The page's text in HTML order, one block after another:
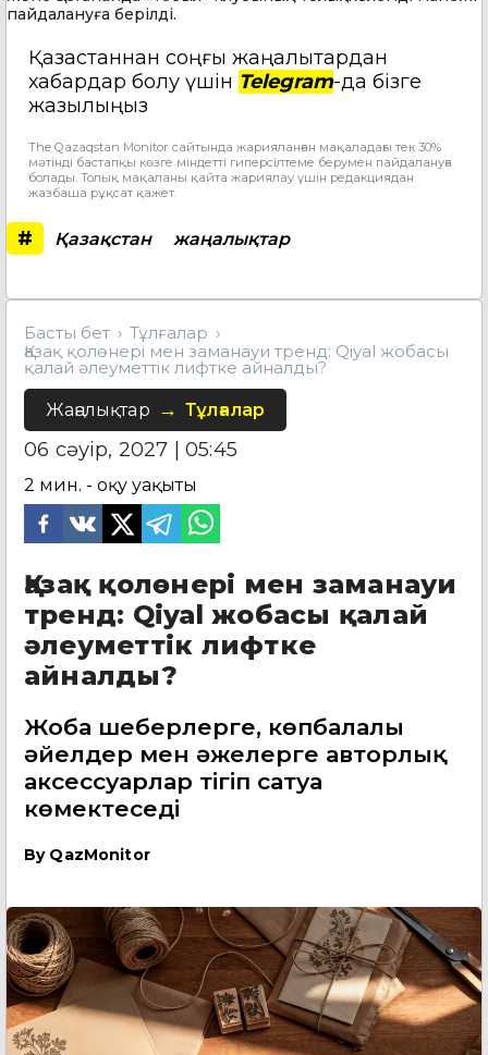
пайдалануға берілді.
Қазақстаннан соңғы жаңалықтардан
хабардар болу үшін Telegram-да бізге
жазылыңыз
The Qazaqstan Monitor сайтында жарияланған мақаладағы тек 30%
мәтінді бастапқы көзге міндетті гиперсілтеме берумен пайдалануға
болады. Толық мақаланы қайта жариялау үшін редакциядан
жазбаша рұқсат қажет.
# Қазақстан жаңалықтар
Басты бет
Тұлғалар
Қазақ қолөнері мен заманауи тренд: Qiyal жобасы
қалай әлеуметтік лифтке айналды?
Жаңалықтар Тұлғалар
06 сәуір, 2027 | 05:45
2 мин. - оқу уақыты
Қазақ қолөнері мен заманауи
тренд: Qiyal жобасы қалай
әлеуметтік лифтке
айналды?
Жоба шеберлерге, көпбалалы
әйелдер мен әжелерге авторлық
аксессуарлар тігіп сатуға
көмектеседі
By QazMonitor